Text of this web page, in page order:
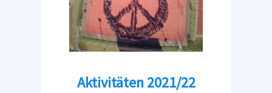
Aktivitäten 2021/22